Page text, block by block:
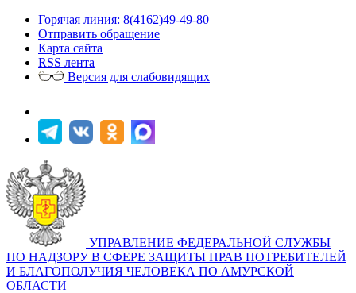
Горячая линия: 8(4162)49-49-80
Отправить обращение
Карта сайта
RSS лента
Версия для слабовидящих
УПРАВЛЕНИЕ ФЕДЕРАЛЬНОЙ СЛУЖБЫ
ПО НАДЗОРУ В СФЕРЕ ЗАЩИТЫ ПРАВ ПОТРЕБИТЕЛЕЙ
И БЛАГОПОЛУЧИЯ ЧЕЛОВЕКА ПО АМУРСКОЙ
ОБЛАСТИ